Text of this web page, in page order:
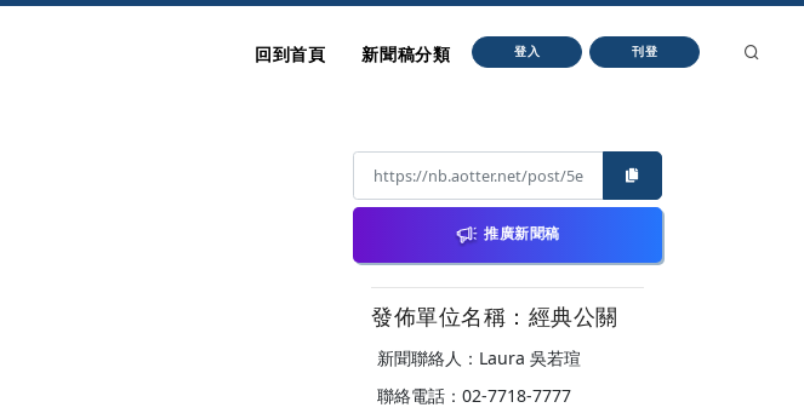
回到首頁 新聞稿分類 登入 刊登
推廣新聞稿
發佈單位名稱：經典公關
新聞聯絡人：Laura 吳若瑄
聯絡電話：02-7718-7777